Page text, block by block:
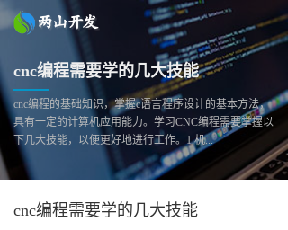
cnc编程需要学的几大技能
cnc编程的基础知识，掌握c语言程序设计的基本方法，
具有一定的计算机应用能力。学习CNC编程需要掌握以
下几大技能，以便更好地进行工作。1.机...
cnc编程需要学的几大技能